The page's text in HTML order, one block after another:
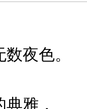
夜色。
雅，